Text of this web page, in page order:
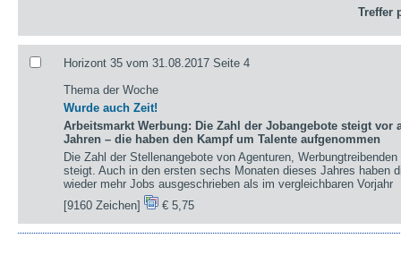
Treffer
Horizont 35 vom 31.08.2017 Seite 4
Thema der Woche
Wurde auch Zeit!
Arbeitsmarkt Werbung: Die Zahl der Jobangebote steigt vor
Jahren – die haben den Kampf um Talente aufgenommen
Die Zahl der Stellenangebote von Agenturen,
steigt. Auch in den ersten sechs Monaten dieses Jahres haben
wieder mehr Jobs ausgeschrieben als im vergleichbaren Vorjahr
[9160 Zeichen]
€ 5,75